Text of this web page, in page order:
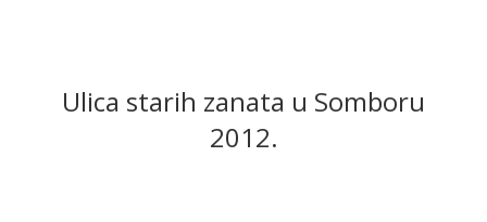
Ulica starih zanata u Somboru
2012.